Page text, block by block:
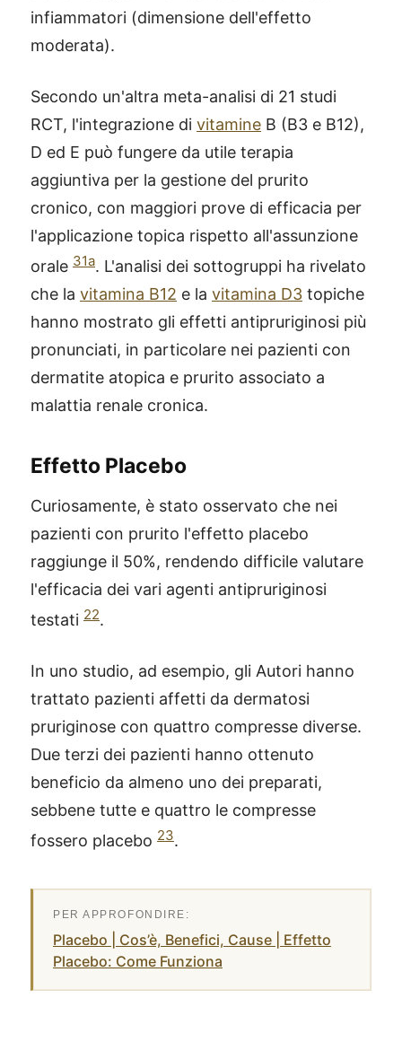
infiammatori (dimensione dell'effetto
moderata).
Secondo un'altra meta-analisi di 21 studi
RCT, l'integrazione di vitamine B (B3 e B12),
D ed E può fungere da utile terapia
aggiuntiva per la gestione del prurito
cronico, con maggiori prove di efficacia per
l'applicazione topica rispetto all'assunzione
orale 31a. L'analisi dei sottogruppi ha rivelato
che la vitamina B12 e la vitamina D3 topiche
hanno mostrato gli effetti antipruriginosi più
pronunciati, in particolare nei pazienti con
dermatite atopica e prurito associato a
malattia renale cronica.
Effetto Placebo
Curiosamente, è stato osservato che nei
pazienti con prurito l'effetto placebo
raggiunge il 50%, rendendo difficile valutare
l'efficacia dei vari agenti antipruriginosi
testati 22.
In uno studio, ad esempio, gli Autori hanno
trattato pazienti affetti da dermatosi
pruriginose con quattro compresse diverse.
Due terzi dei pazienti hanno ottenuto
beneficio da almeno uno dei preparati,
sebbene tutte e quattro le compresse
fossero placebo 23.
Placebo | Cos’è, Benefici, Cause | Effetto
Placebo: Come Funziona